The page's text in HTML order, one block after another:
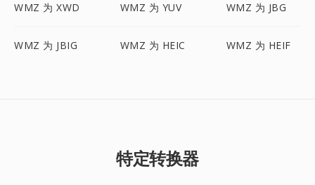
WMZ 为 XWD WMZ 为 YUV WMZ 为 JBG
WMZ 为 JBIG WMZ 为 HEIC WMZ 为 HEIF
特定转换器